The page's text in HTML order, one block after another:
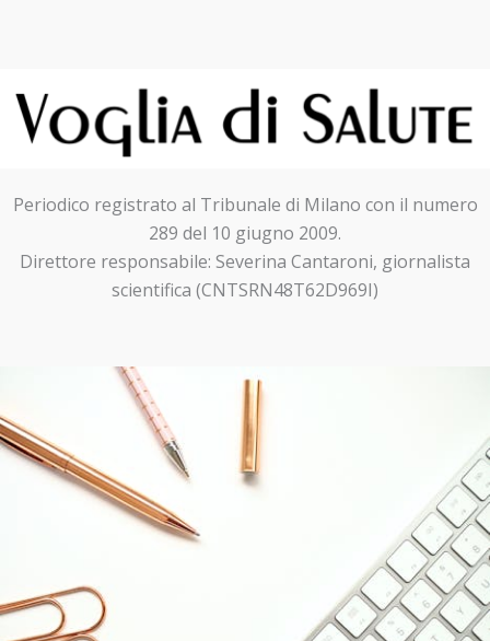
Periodico registrato al Tribunale di Milano con il numero
289 del 10 giugno 2009.
Direttore responsabile: Severina Cantaroni, giornalista
scientifica (CNTSRN48T62D969I)